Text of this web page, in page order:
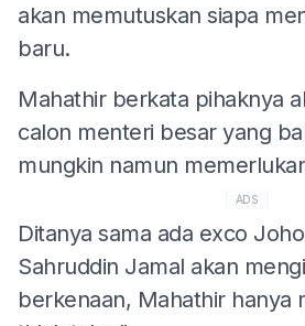
akan memutuskan siapa
baru.
Mahathir berkata pihaknya
calon menteri besar yang
mungkin namun
ADS
Ditanya sama ada exco
Sahruddin Jamal akan
berkenaan, Mahathir hanya